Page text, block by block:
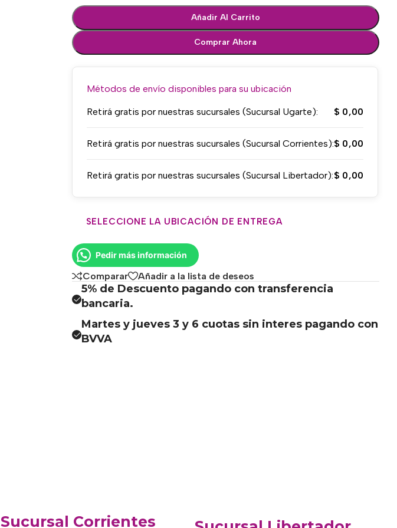
Añadir Al Carrito
Comprar Ahora
Métodos de envío disponibles para su ubicación
Retirá gratis por nuestras sucursales (Sucursal Ugarte): $ 0,00
Retirá gratis por nuestras sucursales (Sucursal Corrientes):$ 0,00
Retirá gratis por nuestras sucursales (Sucursal Libertador):$ 0,00
SELECCIONE LA UBICACIÓN DE ENTREGA
Pedir más información
Comparar Añadir a la lista de deseos
5% de Descuento pagando con transferencia
bancaria.
Martes y jueves 3 y 6 cuotas sin interes pagando con
BVVA
Sucursal Corrientes